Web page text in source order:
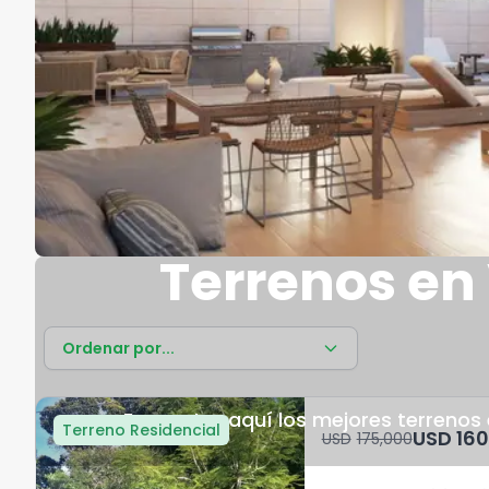
Terrenos
Encuentra aquí los mejores
Ordenar por...
Terreno Residencial USD	175,000 USD